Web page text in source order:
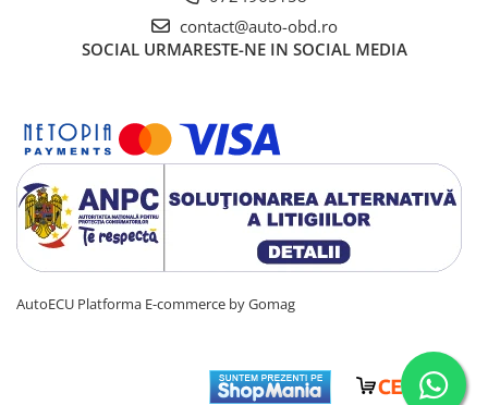
contact@auto-obd.ro
SOCIAL URMARESTE-NE IN SOCIAL MEDIA
AutoECU Platforma E-commerce by Gomag